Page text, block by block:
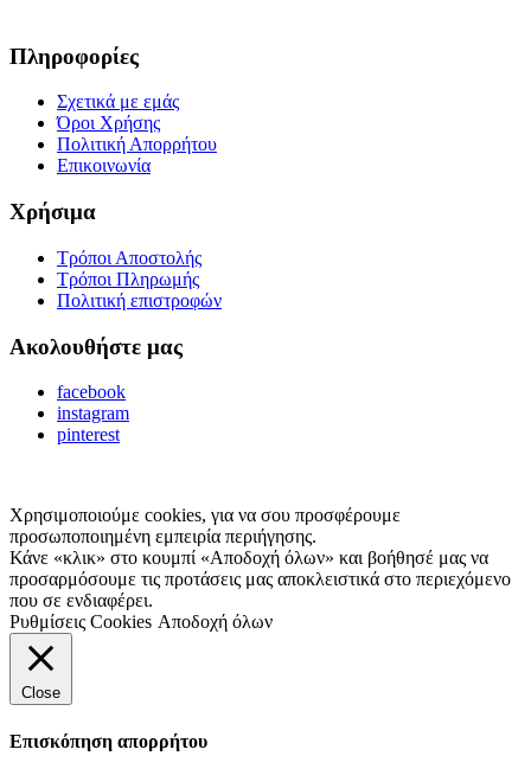
Πληροφορίες
Σχετικά με εμάς
Όροι Χρήσης
Πολιτική Απορρήτου
Επικοινωνία
Χρήσιμα
Τρόποι Αποστολής
Τρόποι Πληρωμής
Πολιτική επιστροφών
Ακολουθήστε μας
facebook
instagram
pinterest
Χρησιμοποιούμε cookies, για να σου προσφέρουμε
προσωποποιημένη εμπειρία περιήγησης.
Κάνε «κλικ» στο κουμπί «Αποδοχή όλων» και βοήθησέ μας να
προσαρμόσουμε τις προτάσεις μας αποκλειστικά στο περιεχόμενο
που σε ενδιαφέρει.
Ρυθμίσεις Cookies Αποδοχή όλων
Close
Επισκόπηση απορρήτου